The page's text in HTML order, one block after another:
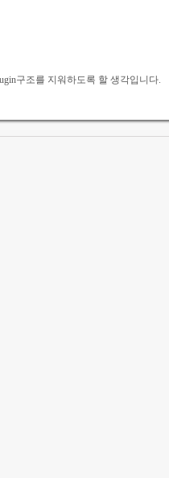
구조를 지워하도록 할 생각입니다.